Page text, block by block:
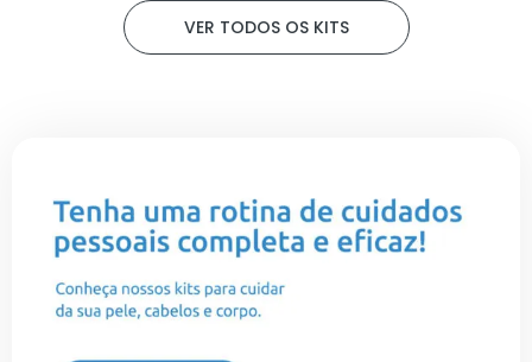
VER TODOS OS KITS